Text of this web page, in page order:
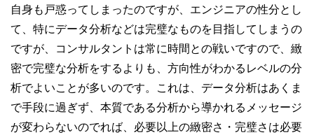
自身も戸惑ってしまったのですが、エンジニアの性分とし
て、特にデータ分析などは完璧なものを目指してしまうの
ですが、コンサルタントは常に時間との戦いですので、緻
密で完璧な分析をするよりも、方向性がわかるレベルの分
析でよいことが多いのです。これは、データ分析はあくま
で手段に過ぎず、本質である分析から導かれるメッセージ
が変わらないのでれば、必要以上の緻密さ・完璧さは必要